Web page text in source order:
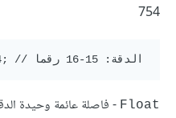
754
Float